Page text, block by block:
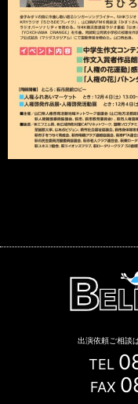
出演依頼ご相談
TEL
FAX